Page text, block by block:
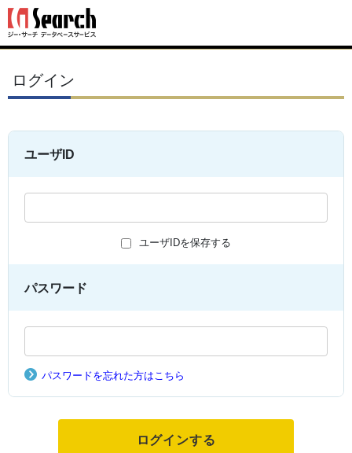
ログイン
ユーザID
ユーザIDを保存する
パスワード
パスワードを忘れた方はこちら